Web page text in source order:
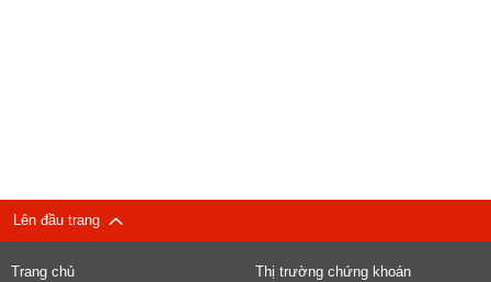
Lên đầu trang
Trang chủ Thị trường chứng khoán